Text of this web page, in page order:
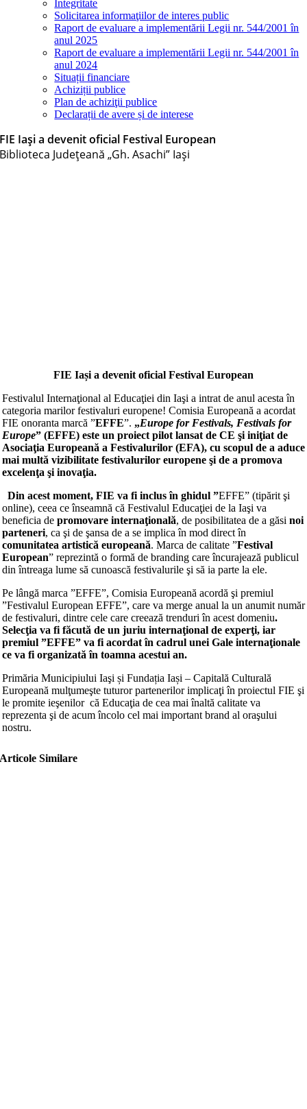
Integritate
Solicitarea informaţiilor de interes public
Raport de evaluare a implementării Legii nr. 544/2001 în
anul 2025
Raport de evaluare a implementării Legii nr. 544/2001 în
anul 2024
Situații financiare
Achiziții publice
Plan de achiziţii publice
Declarații de avere și de interese
FIE Iași a devenit oficial Festival European
Biblioteca Judeţeană „Gh. Asachi” Iaşi
FIE Iași a devenit oficial Festival European
Festivalul Internaţional al Educaţiei din Iaşi a intrat de anul acesta în
categoria marilor festivaluri europene! Comisia Europeană a acordat
FIE onoranta marcă ”EFFE”. „Europe for Festivals, Festivals for
Europe” (EFFE) este un proiect pilot lansat de CE şi iniţiat de
Asociaţia Europeană a Festivalurilor (EFA), cu scopul de a aduce
mai multă vizibilitate festivalurilor europene şi de a promova
excelenţa şi inovaţia.
Din acest moment, FIE va fi inclus în ghidul ”EFFE” (tipărit şi
online), ceea ce înseamnă că Festivalul Educaţiei de la Iaşi va
beneficia de promovare internaţională, de posibilitatea de a găsi noi
parteneri, ca şi de şansa de a se implica în mod direct în
comunitatea artistică europeană. Marca de calitate ”Festival
European” reprezintă o formă de branding care încurajează publicul
din întreaga lume să cunoască festivalurile şi să ia parte la ele.
Pe lângă marca ”EFFE”, Comisia Europeană acordă şi premiul
”Festivalul European EFFE”, care va merge anual la un anumit număr
de festivaluri, dintre cele care creează trenduri în acest domeniu.
Selecţia va fi făcută de un juriu internaţional de experţi, iar
premiul ”EFFE” va fi acordat în cadrul unei Gale internaţionale
ce va fi organizată în toamna acestui an.
Primăria Municipiului Iaşi și Fundația Iași – Capitală Culturală
Europeană mulţumeşte tuturor partenerilor implicaţi în proiectul FIE şi
le promite ieşenilor că Educaţia de cea mai înaltă calitate va
reprezenta şi de acum încolo cel mai important brand al oraşului
nostru.
Articole Similare